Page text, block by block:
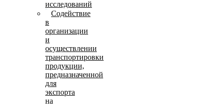
исследований
Содействие
в
организации
и
осуществлении
транспортировки
продукции,
предназначенной
для
экспорта
на